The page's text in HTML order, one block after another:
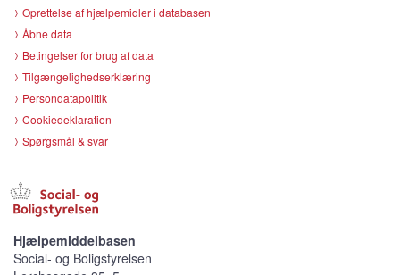
Oprettelse af hjælpemidler i databasen
Åbne data
Betingelser for brug af data
Tilgængelighedserklæring
Persondatapolitik
Cookiedeklaration
Spørgsmål & svar
Hjælpemiddelbasen
Social- og Boligstyrelsen